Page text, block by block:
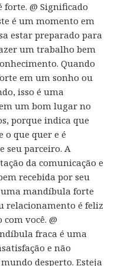
forte. @ Significado
é um momento em
estar preparado para
um trabalho bem
Quando
em um sonho ou
isso é uma
um bom lugar no
porque indica que
o que quer e é
seu parceiro. A
da comunicação e
recebida por seu
mandíbula forte
relacionamento é feliz
você. @
fraca é uma
e não
desperto. Esteja